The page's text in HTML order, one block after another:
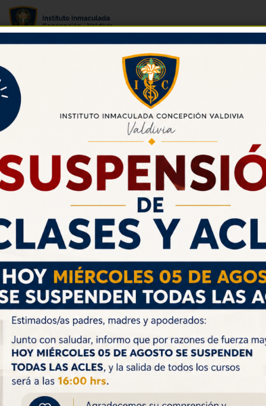
Sacramento del Bautismo
Agosto 29, 2023
“El día sábado 26 de agosto, en la capilla de nuestro Instituto,
14 estudiantes y una ex estudiante, que se preparan para el
Sacramento de la Eucaristía en las Catequesis semanales,
recibieron el Sacramento del Bautismo.
Con emoción y enorme alegría, compartieron juntos,en
comunidad, la alegría de este primer Sacramento en sus vidas.
¡Que Dios los bendiga y acompañe siempre en este camino